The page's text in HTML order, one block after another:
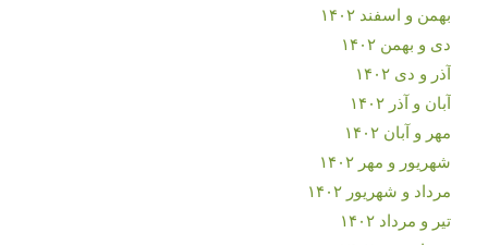
بهمن و اسفند ۱۴۰۲
دی و بهمن ۱۴۰۲
آذر و دی ۱۴۰۲
آبان و آذر ۱۴۰۲
مهر و آبان ۱۴۰۲
شهریور و مهر ۱۴۰۲
مرداد و شهریور ۱۴۰۲
تیر و مرداد ۱۴۰۲